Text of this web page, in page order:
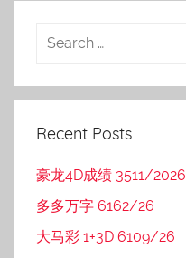
Recent Posts
豪龙4D成绩 3511/2026
多多万字 6162/26
大马彩 1+3D 6109/26